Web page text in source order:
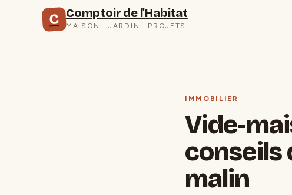
C Comptoir de l'Habitat
MAISON · JARDIN · PROJETS
IMMOBILIER
Vide-
conseils
malin